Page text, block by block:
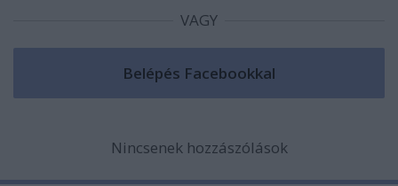
VAGY
Nincsenek hozzászólások